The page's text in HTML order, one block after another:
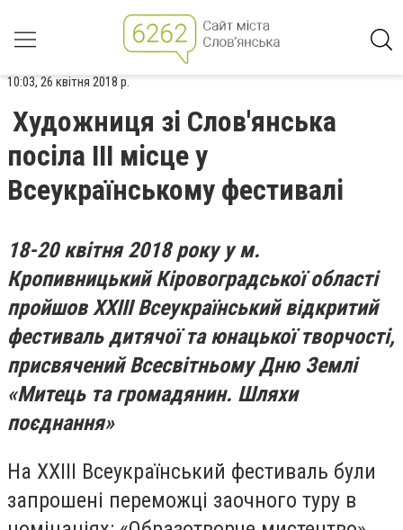
10:03, 26 квітня 2018 р.
Художниця зі Слов'янська
посіла III місце у
Всеукраїнському фестивалі
18-20 квітня 2018 року у м.
Кропивницький Кіровоградської області
пройшов XХIІІ Всеукраїнський відкритий
фестиваль дитячої та юнацької творчості,
присвячений Всесвітньому Дню Землі
«Митець та громадянин. Шляхи
поєднання»
На XХIІІ Всеукраїнський фестиваль були
запрошені переможці заочного туру в